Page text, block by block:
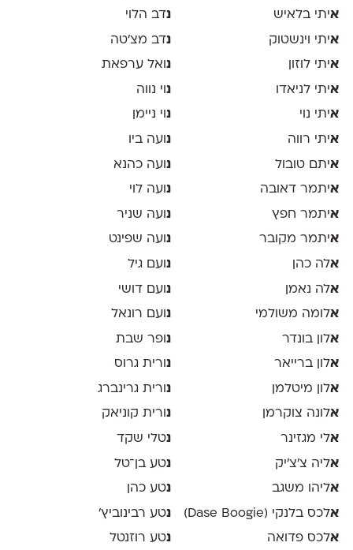
איתי בלאיש
איתי וינשטוק
איתי לוזון
איתי לניאדו
איתי נוי
איתי רווה
איתם טובול
איתמר דאובה
איתמר חפץ
איתמר מקובר
אלה כהן
אלה נאמן
אלומה משולמי
אלון בונדר
אלון ברייאר
אלון מיטלמן
אלונה צוקרמן
אלי מגזינר
אליה צ׳צ׳יק
אליהו משגב
אלכס בלנקי (Dase Boogie)
אלכס פדואה
נדב הלוי
נדב מצ׳טה
נ ואל ערפאת
נ וי נווה
נוי ניימן
נ ועה ביו
נועה כהנא
נ ועה לוי
נ ועה שניר
נועה שפינט
נ ועם גיל
נועם דושי
נ ועם רונאל
נ ופר שבת
נורית גרוס
נ ורית גרינברג
נורית קוניאק
נטלי שקד
נטע בן־טל
נטע כהן
נטע רבינוביץ׳
נטע רוזנטל